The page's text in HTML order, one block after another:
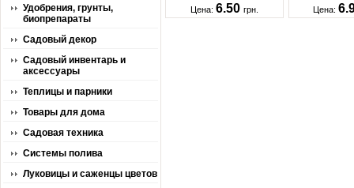
Удобрения, грунты,
биопрепараты
Садовый декор
Садовый инвентарь и
аксессуары
Теплицы и парники
Товары для дома
Садовая техника
Системы полива
Луковицы и саженцы цветов
Цена: 6.50 грн. Цена: